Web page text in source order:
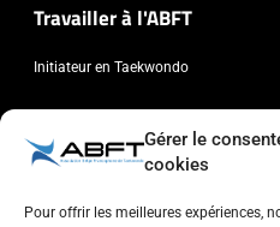
Gérer le
cookies
Pour offrir les meilleures expériences,
Travailler à l'ABFT
Initiateur en Taekwondo
Association Belge Francophone
Chaussée de Wavre, 2057 -